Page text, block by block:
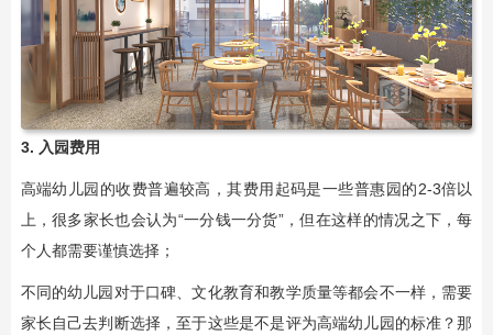
3. 入园费用
高端幼儿园的收费普遍较高，其费用起码是一些普惠园的2-3倍以
上，很多家长也会认为“一分钱一分货”，但在这样的情况之下，每
个人都需要谨慎选择；
不同的幼儿园对于口碑、文化教育和教学质量等都会不一样，需要
家长自己去判断选择，至于这些是不是评为高端幼儿园的标准？那